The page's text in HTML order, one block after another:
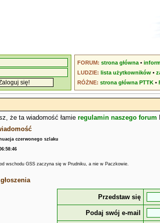
FORUM: strona główna •
LUDZIE: lista użytkowników •
RÓŻNE: strona główna PTTK •
że ta wiadomość łamie regulamin naszego forum
czerwonego szlaku
wschodu GSS zaczyna się w Prudniku, a nie w Paczkowie.
Przedstaw się
Podaj swój e-mail